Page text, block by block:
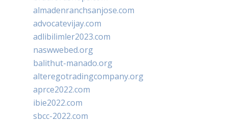
almadenranchsanjose.com
advocatevijay.com
adlibilimler2023.com
naswwebed.org
balithut-manado.org
alteregotradingcompany.org
aprce2022.com
ibie2022.com
sbcc-2022.com